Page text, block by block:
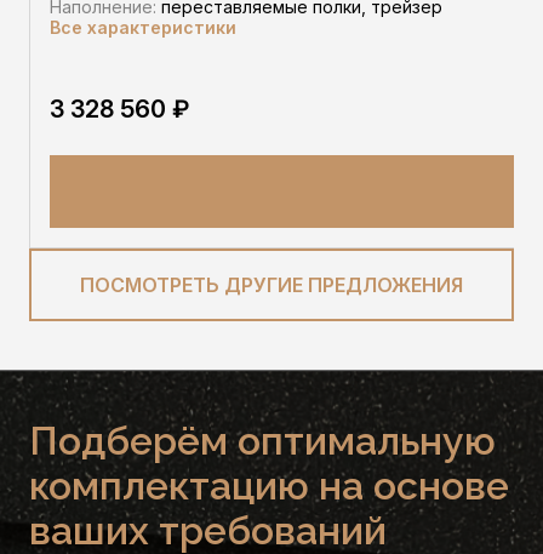
Наполнение: переставляемые полки, трейзер
Все характеристики
3 328 560 ₽
ПОСМОТРЕТЬ ДРУГИЕ ПРЕДЛОЖЕНИЯ
Подберём оптимальную
комплектацию на основе
ваших требований